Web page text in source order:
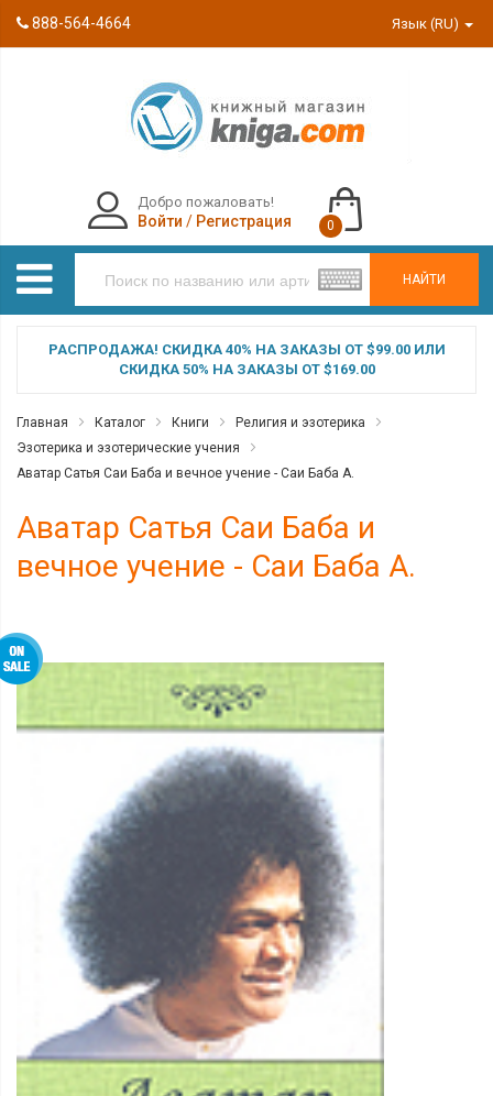
888-564-4664 Язык (RU)
НАЙТИ
Добро пожаловать!
Войти / Регистрация 0
РАСПРОДАЖА! СКИДКА 40% НА ЗАКАЗЫ ОТ $99.00 ИЛИ
СКИДКА 50% НА ЗАКАЗЫ ОТ $169.00
Главная Каталог Книги
Религия и эзотерика
Эзотерика и эзотерические учения
Аватар Сатья Саи Баба и вечное учение - Саи Баба А.
Аватар Сатья Саи Баба и
вечное учение - Саи Баба А.